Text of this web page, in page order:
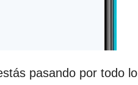
pasando por todo lo